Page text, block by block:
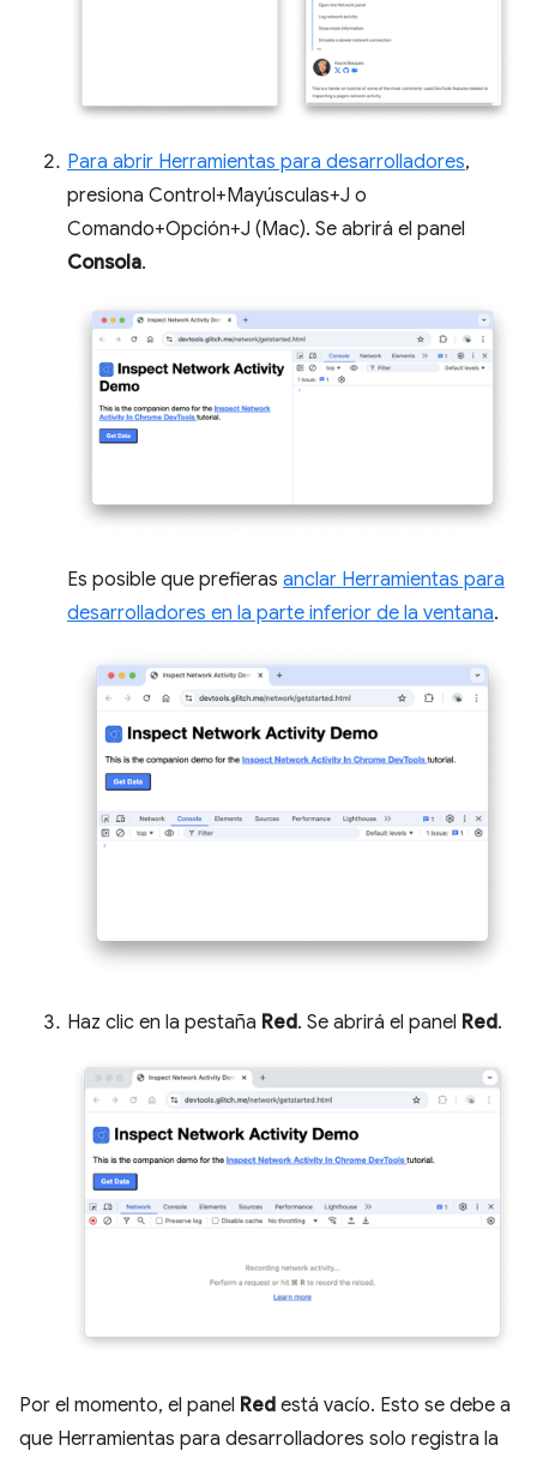
Para abrir Herramientas para desarrolladores,
presiona Control+Mayúsculas+J o
Comando+Opción+J (Mac). Se abrirá el panel
Consola.
Es posible que prefieras anclar Herramientas para
desarrolladores en la parte inferior de la ventana.
Haz clic en la pestaña Red. Se abrirá el panel Red.
Por el momento, el panel Red está vacío. Esto se debe a
que Herramientas para desarrolladores solo registra la